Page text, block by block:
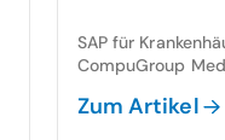
SAP für
CompuGroup
Zum Artikel